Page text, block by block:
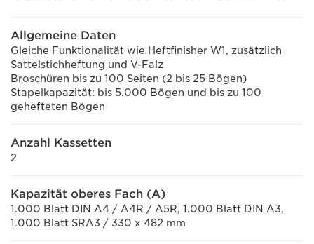
Allgemeine Daten
Gleiche Funktionalität wie Heftfinisher W1, zusätzlich
Sattelstichheftung und V-Falz
Broschüren bis zu 100 Seiten (2 bis 25 Bögen)
Stapelkapazität: bis 5.000 Bögen und bis zu 100
gehefteten Bögen
Anzahl Kassetten
2
Kapazität oberes Fach (A)
1.000 Blatt DIN A4 / A4R / A5R, 1.000 Blatt DIN A3,
1.000 Blatt SRA3 / 330 x 482 mm